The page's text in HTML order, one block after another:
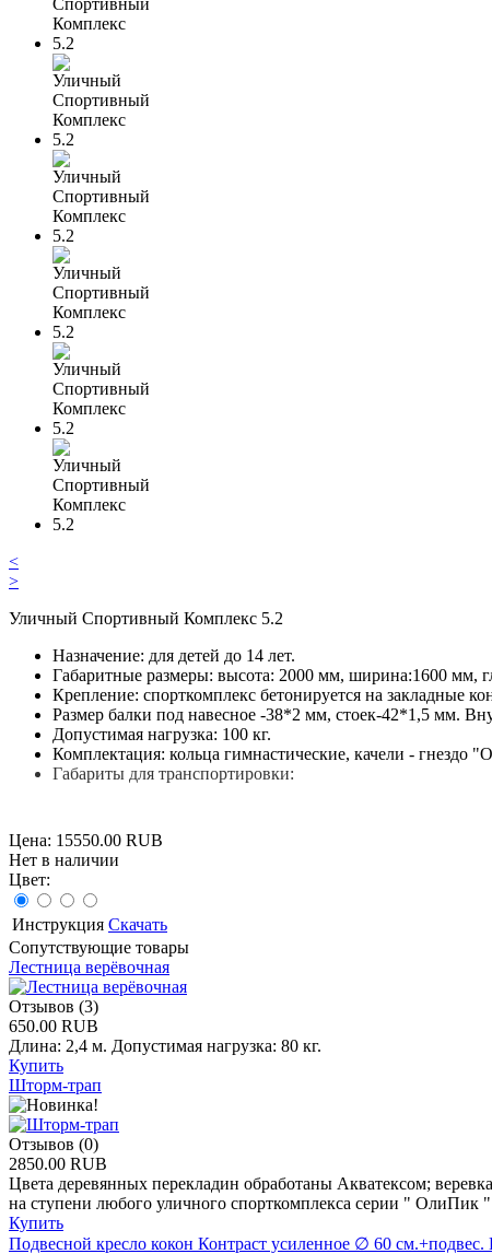
<
>
Уличный Спортивный Комплекс 5.2
Назначение: для детей до 14 лет.
Габаритные размеры: высота: 2000 мм, ширина:1600 мм,
Крепление: спорткомплекс бетонируется на закладные
Размер балки под навесное -38*2 мм, стоек-42*1,5 мм.
Допустимая нагрузка: 100 кг.
Комплектация: кольца гимнастические, качели - гнездо
Габариты для транспортировки:
Цена: 15550.00 RUB
Нет в наличии
Цвет:
Инструкция Скачать
Сопутствующие товары
Лестница верёвочная
Отзывов (3)
650.00 RUB
Длина: 2,4 м. Допустимая нагрузка: 80 кг.
Купить
Шторм-трап
Отзывов (0)
2850.00 RUB
Цвета деревянных перекладин обработаны Акватексом;
на ступени любого уличного спорткомплекса серии "
Купить
Подвесной кресло кокон Контраст усиленное ∅ 60